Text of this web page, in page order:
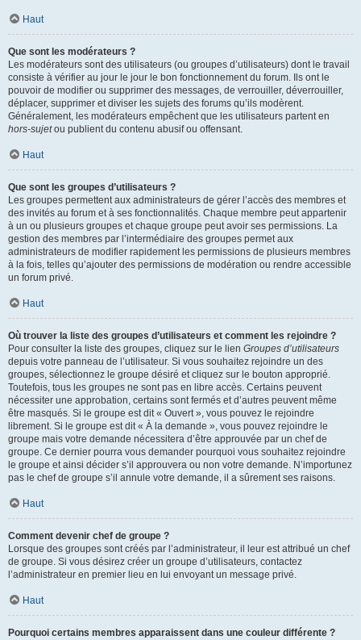
Haut
Que sont les modérateurs ?
Les modérateurs sont des utilisateurs (ou groupes d’utilisateurs) dont le travail
consiste à vérifier au jour le jour le bon fonctionnement du forum. Ils ont le
pouvoir de modifier ou supprimer des messages, de verrouiller, déverrouiller,
déplacer, supprimer et diviser les sujets des forums qu’ils modèrent.
Généralement, les modérateurs empêchent que les utilisateurs partent en
hors-sujetou publient du contenu abusif ou offensant.
Haut
Que sont les groupes d’utilisateurs ?
Les groupes permettent aux administrateurs de gérer l’accès des membres et
des invités au forum et à ses fonctionnalités. Chaque membre peut appartenir
à un ou plusieurs groupes et chaque groupe peut avoir ses permissions. La
gestion des membres par l’intermédiaire des groupes permet aux
administrateurs de modifier rapidement les permissions de plusieurs membres
à la fois, telles qu’ajouter des permissions de modération ou rendre accessible
un forum privé.
Haut
Où trouver la liste des groupes d’utilisateurs et comment les rejoindre ?
Pour consulter la liste des groupes, cliquez sur le lien Groupes d’utilisateurs
depuis votre panneau de l’utilisateur. Si vous souhaitez rejoindre un des
groupes, sélectionnez le groupe désiré et cliquez sur le bouton approprié.
Toutefois, tous les groupes ne sont pas en libre accès. Certains peuvent
nécessiter une approbation, certains sont fermés et d’autres peuvent même
être masqués. Si le groupe est dit « Ouvert », vous pouvez le rejoindre
librement. Si le groupe est dit « À la demande », vous pouvez rejoindre le
groupe mais votre demande nécessitera d’être approuvée par un chef de
groupe. Ce dernier pourra vous demander pourquoi vous souhaitez rejoindre
le groupe et ainsi décider s’il approuvera ou non votre demande. N’importunez
pas le chef de groupe s’il annule votre demande, il a sûrement ses raisons.
Haut
Comment devenir chef de groupe ?
Lorsque des groupes sont créés par l’administrateur, il leur est attribué un chef
de groupe. Si vous désirez créer un groupe d’utilisateurs, contactez
l’administrateur en premier lieu en lui envoyant un message privé.
Haut
Pourquoi certains membres apparaissent dans une couleur différente ?